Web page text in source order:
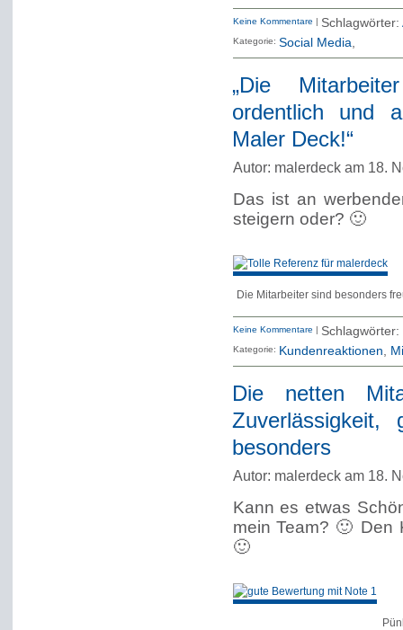
Keine Kommentare | Schlagwörter:
Kategorie: Social Media
„Die
ordentlich und
Maler Deck!“
Autor: malerdeck am 18.
Das ist an
steigern oder? 🙂
Die Mitarbeiter sind besonders
Keine Kommentare | Schlagwörter:
Kategorie: Kundenreaktionen
Die netten
besonders
Autor: malerdeck am 18.
Kann es etwas
mein Team? 🙂
🙂